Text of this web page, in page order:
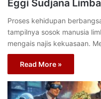
Eggi Sudjana
Proses kehidupan
tampilnya sosok manusia
mengais najis kekuasaan.
Read More »